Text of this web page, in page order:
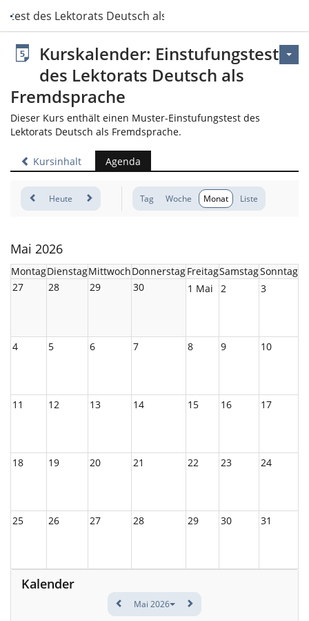
des Lektorats Deutsch als Fremdsprache
Kurskalender: Einstufungstest
des Lektorats Deutsch als
Fremdsprache
Dieser Kurs enthält einen Muster-Einstufungstest des
Lektorats Deutsch als Fremdsprache.
Kursinhalt Agenda
Heute Tag Woche Monat Liste
Mai 2026
MontagDienstagMittwochDonnerstagFreitagSamstagSonntag
27
28 29 30 1 Mai 2 3
4 5 6 7 8 9 10
11 12 13 14 15 16 17
18 19 20 21 22 23 24
25 26 27 28 29 30 31
Kalender
Mai 2026